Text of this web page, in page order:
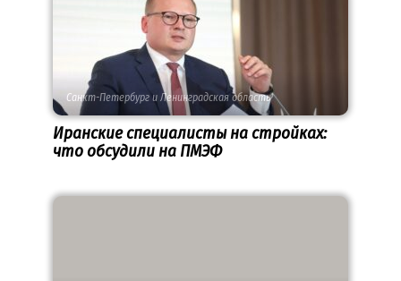
Санкт-Петербург и Ленинградская область
Иранские специалисты на стройках:
что обсудили на ПМЭФ